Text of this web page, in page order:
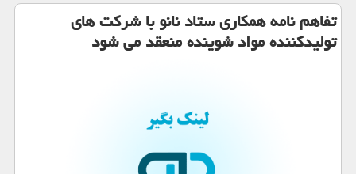
تفاهم نامه همكاری ستاد نانو با شركت های
تولیدكننده مواد شوینده منعقد می شود